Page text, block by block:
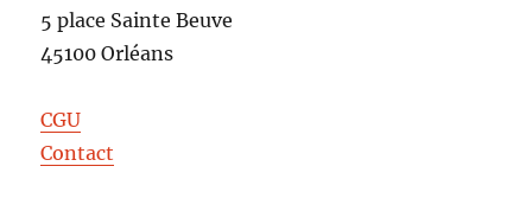
5 place Sainte Beuve
45100 Orléans
CGU
Contact